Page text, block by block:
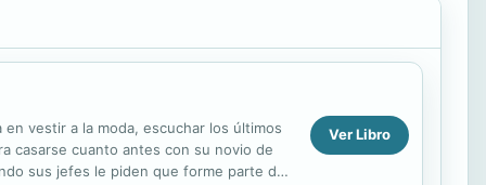
vestir a la moda, escuchar los últimos
casarse cuanto antes con su novio de
sus jefes le piden que forme parte del
Ver Libro